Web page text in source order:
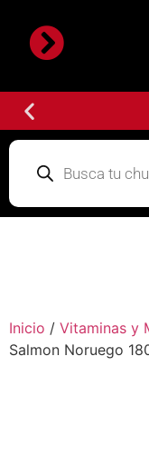
Inicio / Vitaminas y
Salmon Noruego